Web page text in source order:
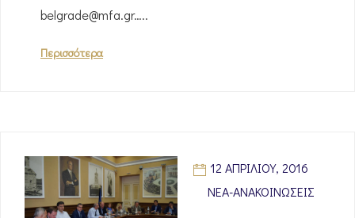
belgrade@mfa.gr…..
Περισσότερα
12 ΑΠΡΙΛΊΟΥ, 2016
ΝΈΑ-ΑΝΑΚΟΙΝΏΣΕΙΣ